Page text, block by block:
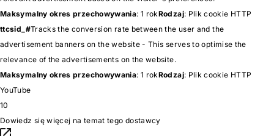
Maksymalny okres przechowywania: 1 rokRodzaj: Plik cookie HTTP
ttcsid_#Tracks the conversion rate between the user and the
advertisement banners on the website - This serves to optimise the
relevance of the advertisements on the website.
Maksymalny okres przechowywania: 1 rokRodzaj: Plik cookie HTTP
YouTube
10
Dowiedz się więcej na temat tego dostawcy